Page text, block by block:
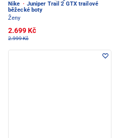
Nike · Juniper Trail 2 GTX trailové
běžecké boty
Ženy
2.699 Kč
2.999 Kč